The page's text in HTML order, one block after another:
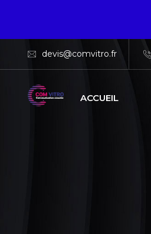
devis@comvitro.fr
ACCUEIL